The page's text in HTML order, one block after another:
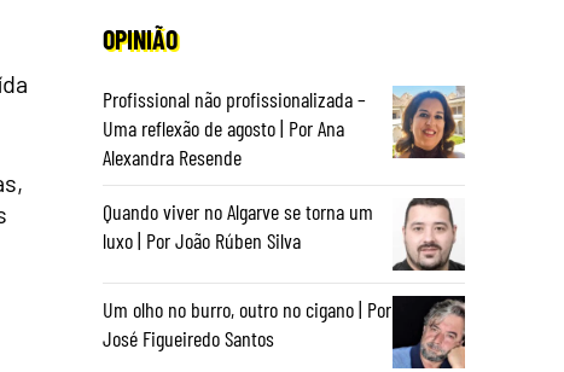
OPINIÃO
Profissional não profissionalizada –
Uma reflexão de agosto | Por Ana
Alexandra Resende
Quando viver no Algarve se torna um
luxo | Por João Rúben Silva
Um olho no burro, outro no cigano | Por
José Figueiredo Santos